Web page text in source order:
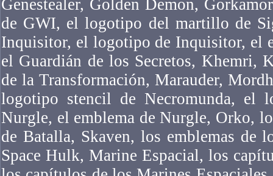
Genestealer, Golden Demon,
de GWI, el logotipo del martillo de
Inquisitor, el logotipo de Inquisitor, el
el Guardián de los Secretos, Khemri,
de la Transformación, Marauder,
logotipo stencil de Necromunda, el
Nurgle, el emblema de Nurgle, Orko,
de Batalla, Skaven, los emblemas de
Space Hulk, Marine Espacial, los